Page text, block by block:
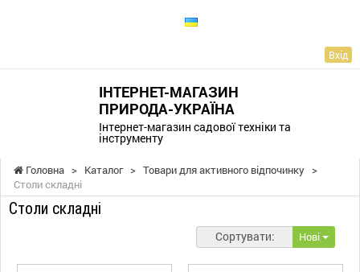
Вхід
ІНТЕРНЕТ-МАГАЗИН
ПРИРОДА-УКРАЇНА
Інтернет-магазин садової техніки та
інструменту
Головна > Каталог > Товари для активного відпочинку >
Столи складні
Столи складні
Сортувати: Нові